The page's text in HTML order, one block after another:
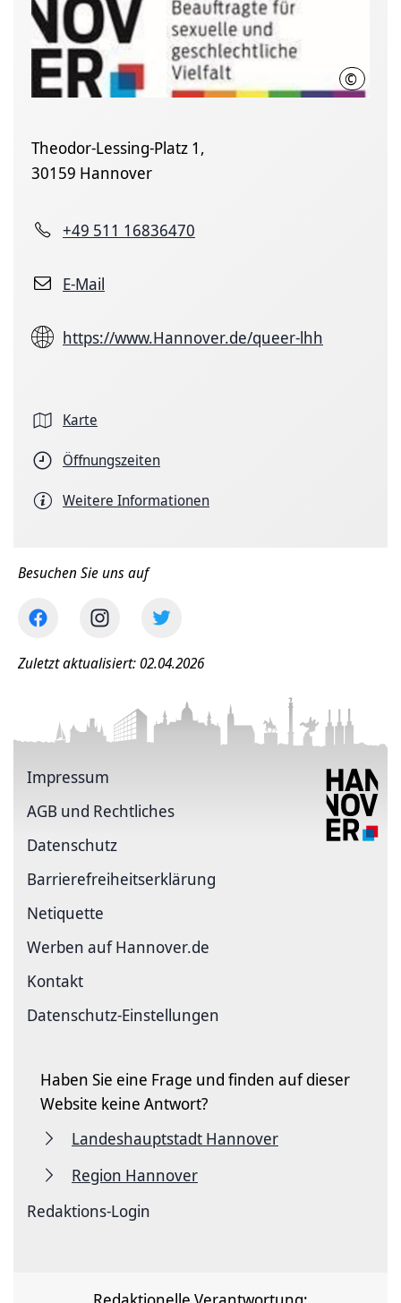
© LHH
Theodor-Lessing-Platz 1,
30159 Hannover
+49 511 16836470
E-Mail
https://www.Hannover.de/queer-lhh
Karte
Öffnungszeiten
Weitere Informationen
Besuchen Sie uns auf
Zuletzt aktualisiert: 02.04.2026
Impressum
AGB und Rechtliches
Datenschutz
Barriere­freiheits­erklärung
Netiquette
Werben auf Hannover.de
Kontakt
Datenschutz-Einstellungen
Haben Sie eine Frage und finden auf dieser
Website keine Antwort?
Landeshauptstadt Hannover
Region Hannover
Redaktions-Login